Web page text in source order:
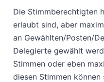
Die Stimmberechtigten
erlaubt sind, aber
an Gewählten/Posten/
Delegierte gewählt
Stimmen oder eben
diesen Stimmen